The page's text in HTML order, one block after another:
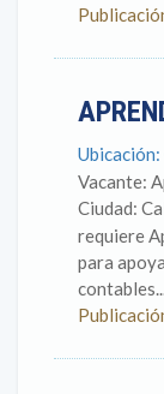
Vacante:
Ciudad:
requiere
para